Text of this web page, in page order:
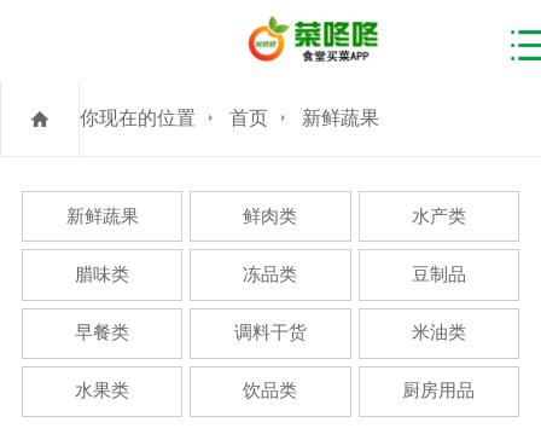
你现在的位置 首页 新鲜蔬果
新鲜蔬果 鲜肉类 水产类
腊味类 冻品类 豆制品
早餐类 调料干货 米油类
水果类 饮品类 厨房用品